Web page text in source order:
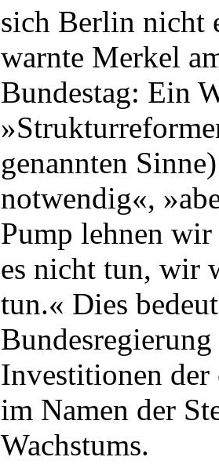
sich Berlin nicht
warnte Merkel
Bundestag: Ein
genannten
notwendig«,
Pump lehnen
es nicht tun, wir
tun.« Dies
Investitionen
im Namen der
Wachstums.